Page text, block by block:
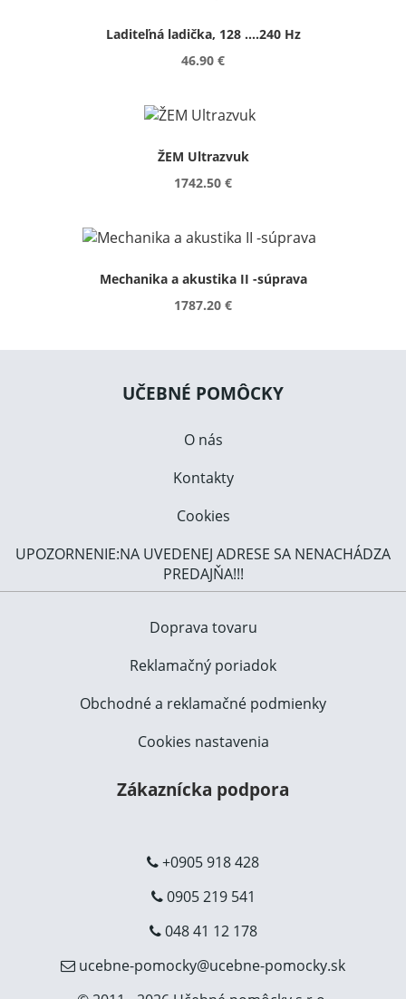
Laditeľná ladička, 128 ....240 Hz
46.90 €
ŽEM Ultrazvuk
1742.50 €
Mechanika a akustika II -súprava
1787.20 €
UČEBNÉ POMÔCKY
O nás
Kontakty
Cookies
UPOZORNENIE:NA UVEDENEJ ADRESE SA NENACHÁDZA
PREDAJŇA!!!
Doprava tovaru
Reklamačný poriadok
Obchodné a reklamačné podmienky
Cookies nastavenia
Zákaznícka podpora
+0905 918 428
0905 219 541
048 41 12 178
ucebne-pomocky@ucebne-pomocky.sk